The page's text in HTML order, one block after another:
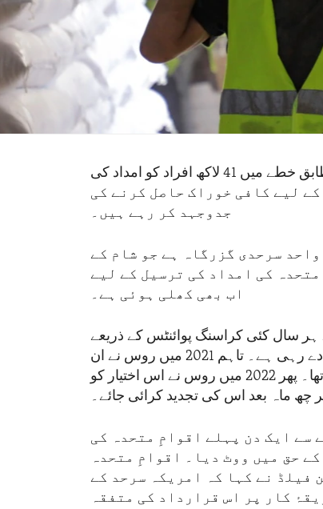
اقوامِ متحدہ کے انسانی امور کے رابطہ دفتر کے مطابق خطے میں 41 لاکھ افراد کو امداد کی
لاکھ لوگ ضرورت کے لیے کافی خوراک حاصل کرنے کی
جدوجہد کر رہے ہیں۔
سرحدی گزرگاہ ہے جو شام کے
کی امداد کی ترسیل کے لیے
اب بھی کھلی ہوئی ہے۔
سال کئی کراسنگ پوائنٹس کے ذریعے
امداد کی ترسیل کا دوبارہ اختیار دینے کے لیے ووٹ دے رہی ہے۔ تاہم 2021 میں روس نے ان
ترسیلات کو ایک کراسنگ پوائنٹ تک محدود کر دیا تھا۔ پھر 2022 میں روس نے اس اختیار کو
چھ ماہ بعد اس کی تجدید کرائی جائے۔
سے ایک دن پہلے اقوامِ متحدہ کی
کے حق میں ووٹ دیا۔ اقوامِ متحدہ
فیلڈ نے کہا کہ امریکہ سرحد کے
کار پر اس قرارداد کی متفقہ